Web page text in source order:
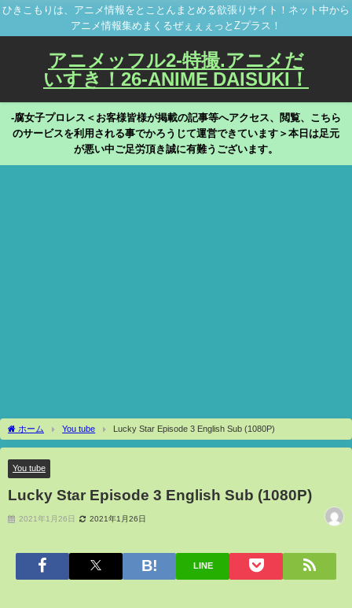
ひきこもりは、アニメ情報をとことんまとめる欲張りサイト！ネット中から
アニメ情報集めまくるぜぇぇぇっとZプラス！
アニメッフル2-特撮.アニメだ
いすき！26-ANIME DAISUKI！
-腐女子プロレス＜お客様皆様が掲載の記事等へアクセス、閲覧、こちら
のサービスを利用される事でかろうじて運営できています＞本日は足元
が悪い中ご足労頂き誠に有難うございます。
ホーム You tube Lucky Star Episode 3 English Sub (1080P)
You tube
Lucky Star Episode 3 English Sub (1080P)
2021年1月26日 2021年1月26日
LINE